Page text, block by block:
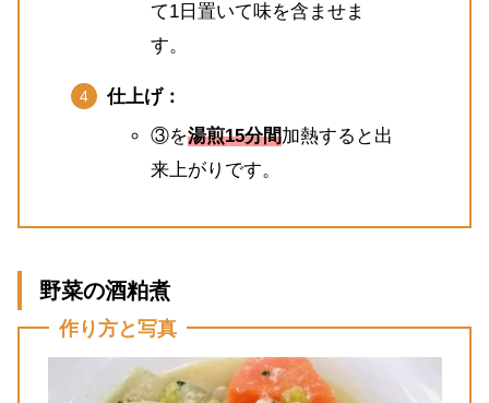
て1日置いて味を含ませま
す。
仕上げ：
③を湯煎15分間加熱すると出
来上がりです。
野菜の酒粕煮
作り方と写真